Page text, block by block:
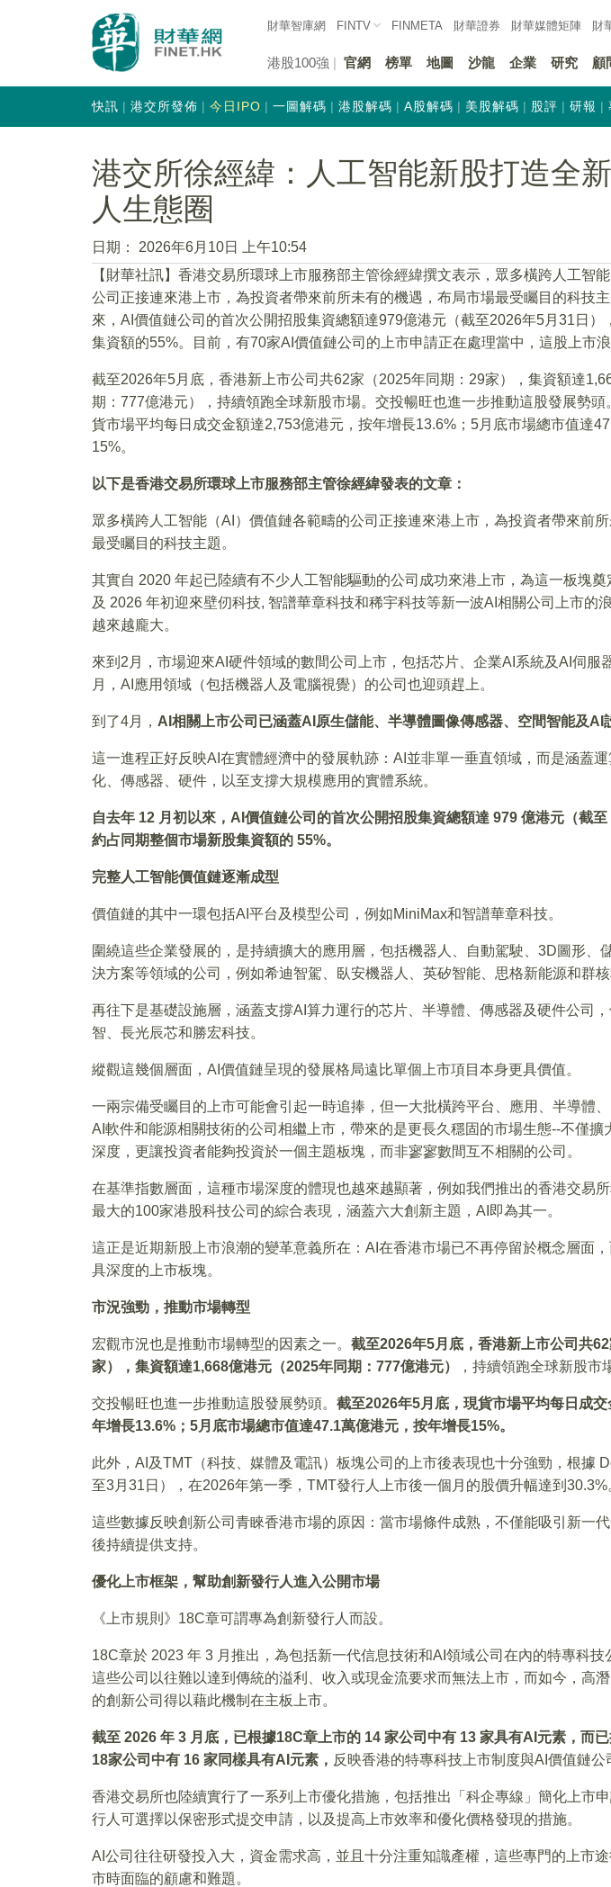
財華智庫網 FINTV FINMETA 財華證券 財華媒體矩陣 財
港股100強 官網 榜單 地圖 沙龍 企業 研究 顧
快訊 港交所發佈 今日IPO 一圖解碼 港股解碼 A股解碼 美股解碼 股評 研報
港交所徐經緯：人工智能新股打造全
人生態圈
日期：
2026年6月10日 上午10:54
【財華社訊】香港交易所環球上市服務部主管徐經緯撰文表示，眾多橫跨人工智
公司正接連來港上市，為投資者帶來前所未有的機遇，布局市場最受矚目的科技
來，AI價值鏈公司的首次公開招股集資總額達979億港元（截至2026年5月31日）
集資額的55%。目前，有70家AI價值鏈公司的上市申請正在處理當中，這股上市浪
截至2026年5月底，香港新上市公司共62家（2025年同期：29家），集資額達
期：777億港元），持續領跑全球新股市場。交投暢旺也進一步推動這股發展勢頭
貨市場平均每日成交金額達2,753億港元，按年增長13.6%；5月底市場總市值達
15%。
以下是香港交易所環球上市服務部主管徐經緯發表的文章：
眾多橫跨人工智能（AI）價值鏈各範疇的公司正接連來港上市，為投資者帶來前
最受矚目的科技主題。
其實自 2020 年起已陸續有不少人工智能驅動的公司成功來港上市，為這一板塊
及 2026 年初迎來壁仞科技, 智譜華章科技和稀宇科技等新一波AI相關公司上市的
越來越龐大。
來到2月，市場迎來AI硬件領域的數間公司上市，包括芯片、企業AI系統及AI伺服
月，AI應用領域（包括機器人及電腦視覺）的公司也迎頭趕上。
到了4月， AI相關上市公司已涵蓋AI原生儲能、半導體圖像傳感器、空間智能及AI
這一進程正好反映AI在實體經濟中的發展軌跡：AI並非單一垂直領域，而是涵蓋
化、傳感器、硬件，以至支撐大規模應用的實體系統。
自去年 12 月初以來，AI價值鏈公司的首次公開招股集資總額達 979 億港元（截至
約占同期整個市場新股集資額的 55%。
完整人工智能價值鏈逐漸成型
價值鏈的其中一環包括AI平台及模型公司，例如MiniMax和智譜華章科技。
圍繞這些企業發展的，是持續擴大的應用層，包括機器人、自動駕駛、3D圖形、
決方案等領域的公司，例如希迪智駕、臥安機器人、英矽智能、思格新能源和群核
再往下是基礎設施層，涵蓋支撐AI算力運行的芯片、半導體、傳感器及硬件公司
智、長光辰芯和勝宏科技。
縱觀這幾個層面，AI價值鏈呈現的發展格局遠比單個上市項目本身更具價值。
一兩宗備受矚目的上市可能會引起一時追捧，但一大批橫跨平台、應用、半導體、
AI軟件和能源相關技術的公司相繼上市，帶來的是更長久穩固的市場生態--不僅擴
深度，更讓投資者能夠投資於一個主題板塊，而非寥寥數間互不相關的公司。
在基準指數層面，這種市場深度的體現也越來越顯著，例如我們推出的香港交易
最大的100家港股科技公司的綜合表現，涵蓋六大創新主題，AI即為其一。
這正是近期新股上市浪潮的變革意義所在：AI在香港市場已不再停留於概念層面
具深度的上市板塊。
市況強勁，推動市場轉型
宏觀市況也是推動市場轉型的因素之一。 截至2026年5月底，香港新上市公司共
家），集資額達1,668億港元（2025年同期：777億港元）
，持續領跑全球新股市
交投暢旺也進一步推動這股發展勢頭。 截至2026年5月底，現貨市場平均每日成
年增長13.6%；5月底市場總市值達47.1萬億港元，按年增長15%。
此外，AI及TMT（科技、媒體及電訊）板塊公司的上市後表現也十分強勁，根據
至3月31日），在2026年第一季，TMT發行人上市後一個月的股價升幅達到30.3%
這些數據反映創新公司青睞香港市場的原因：當市場條件成熟，不僅能吸引新一
後持續提供支持。
優化上市框架，幫助創新發行人進入公開市場
《上市規則》18C章可謂專為創新發行人而設。
18C章於 2023 年 3 月推出，為包括新一代信息技術和AI領域公司在內的特專科技
這些公司以往難以達到傳統的溢利、收入或現金流要求而無法上市，而如今，高
的創新公司得以藉此機制在主板上市。
截至 2026 年 3 月底，已根據18C章上市的 14 家公司中有 13 家具有AI元素，而
18家公司中有 16 家同樣具有AI元素， 反映香港的特專科技上市制度與AI價值鏈公
香港交易所也陸續實行了一系列上市優化措施，包括推出「科企專線」簡化上市
行人可選擇以保密形式提交申請，以及提高上市效率和優化價格發現的措施。
AI公司往往研發投入大，資金需求高，並且十分注重知識產權，這些專門的上市
市時面臨的顧慮和難題。